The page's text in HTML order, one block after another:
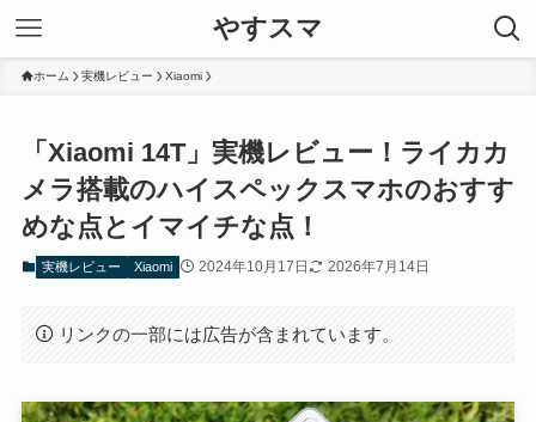
やすスマ
ホーム 実機レビュー Xiaomi
「Xiaomi 14T」実機レビュー！ライカカ
メラ搭載のハイスペックスマホのおすす
めな点とイマイチな点！
実機レビュー Xiaomi 2024年10月17日 2026年7月14日
リンクの一部には広告が含まれています。